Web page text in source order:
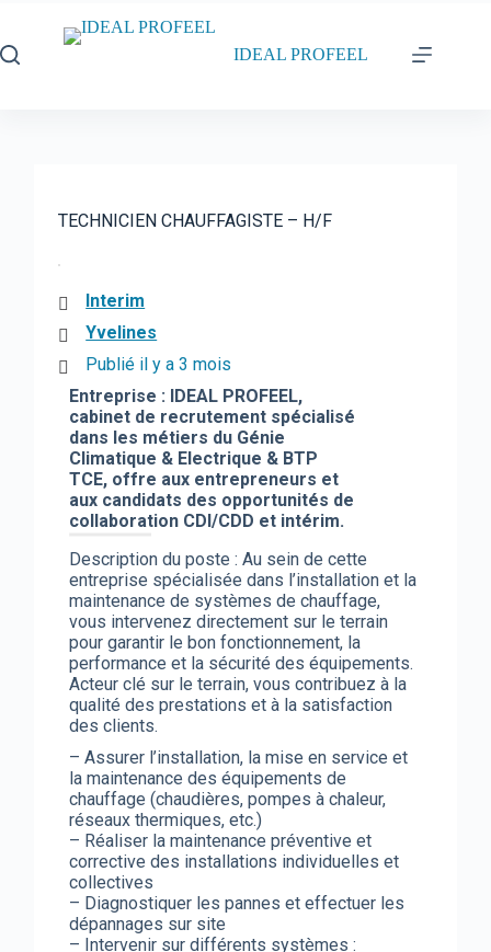
contenu
IDEAL PROFEEL
TECHNICIEN CHAUFFAGISTE – H/F
Interim
Yvelines
Publié il y a 3 mois
Entreprise : IDEAL PROFEEL,
cabinet de recrutement spécialisé
dans les métiers du Génie
Climatique & Electrique & BTP
TCE, offre aux entrepreneurs et
aux candidats des opportunités de
collaboration CDI/CDD et intérim.
Description du poste : Au sein de cette
entreprise spécialisée dans l’installation et la
maintenance de systèmes de chauffage,
vous intervenez directement sur le terrain
pour garantir le bon fonctionnement, la
performance et la sécurité des équipements.
Acteur clé sur le terrain, vous contribuez à la
qualité des prestations et à la satisfaction
des clients.
– Assurer l’installation, la mise en service et
la maintenance des équipements de
chauffage (chaudières, pompes à chaleur,
réseaux thermiques, etc.)
– Réaliser la maintenance préventive et
corrective des installations individuelles et
collectives
– Diagnostiquer les pannes et effectuer les
dépannages sur site
– Intervenir sur différents systèmes :